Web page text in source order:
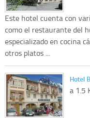
Este hotel cuenta con
como el restaurante del
especializado en cocina
otros platos ...
Hotel
a 1.5